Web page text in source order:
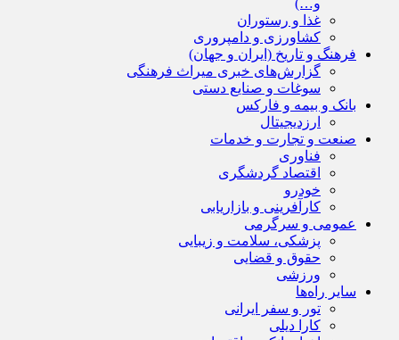
و…)
غذا و رستوران
کشاورزی و دامپروری
فرهنگ و تاریخ (ایران و جهان)
گزارش‌های خبری میراث فرهنگی
سوغات و صنایع دستی
بانک و بیمه و فارکس
ارزدیجیتال
صنعت و تجارت و خدمات
فناوری
اقتصاد گردشگری
خودرو
کارآفرینی و بازاریابی
عمومی و سرگرمی
پزشکی، سلامت و زیبایی
حقوق و قضایی
ورزشی
سایر راه‌ها
تور و سفر ایرانی
کارا دیلی